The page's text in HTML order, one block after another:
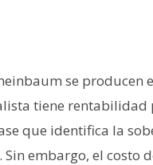
se producen
tiene rentabilidad
que identifica la
embargo, el costo